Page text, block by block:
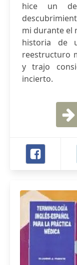
hice un
mi durante el
historia de
reestructuro
y trajo
incierto.